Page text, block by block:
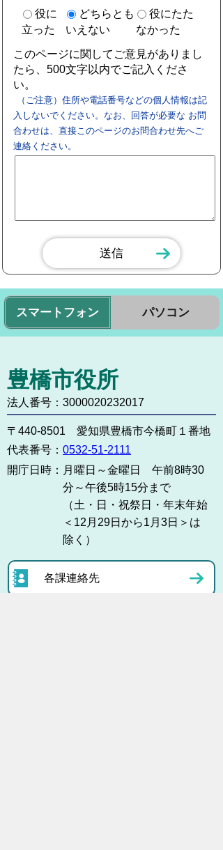
役に
立った
どちらとも
いえない
役にたた
なかった
このページに関してご意見がありまし
たら、500文字以内でご記入くださ
い。
（ご注意）住所や電話番号などの個人情報は記
入しないでください。なお、回答が必要な お問
合わせは、直接このページのお問合わせ先へご
連絡ください。
スマートフォン パソコン
豊橋市役所
法人番号：3000020232017
〒440-8501 愛知県豊橋市今橋町１番地
代表番号： 0532-51-2111
開庁日時： 月曜日～金曜日 午前8時30
分～午後5時15分まで
（土・日・祝祭日・年末年始
＜12月29日から1月3日＞は
除く）
各課連絡先